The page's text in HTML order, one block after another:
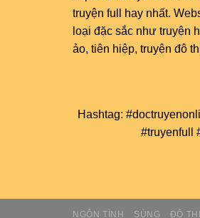
truyện full
hay nhất.
loại đặc sắc như truyện
ảo, tiên hiệp, truyện đô
Hashtag:
#truyenfull
NGÔN TÌNH SỦNG ĐÔ THỊ